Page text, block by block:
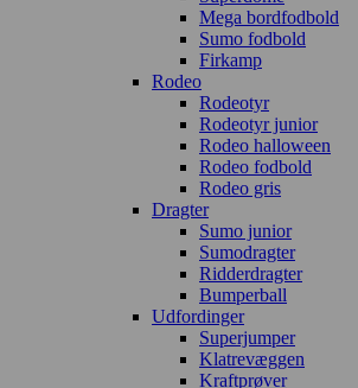
Mega bordfodbold
Sumo fodbold
Firkamp
Rodeo
Rodeotyr
Rodeotyr junior
Rodeo halloween
Rodeo fodbold
Rodeo gris
Dragter
Sumo junior
Sumodragter
Ridderdragter
Bumperball
Udfordinger
Superjumper
Klatrevæggen
Kraftprøver